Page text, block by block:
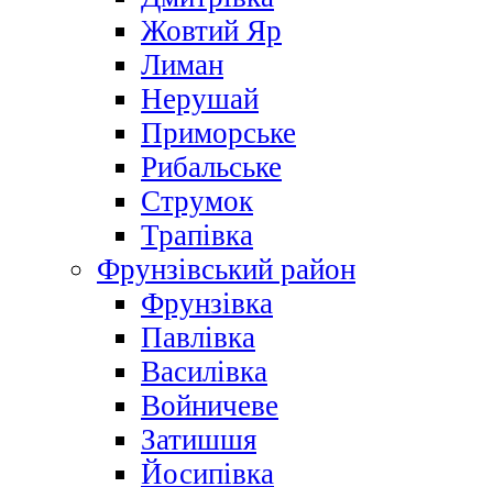
Жовтий Яр
Лиман
Нерушай
Приморське
Рибальське
Струмок
Трапівка
Фрунзівський район
Фрунзівка
Павлівка
Василівка
Войничеве
Затишшя
Йосипівка